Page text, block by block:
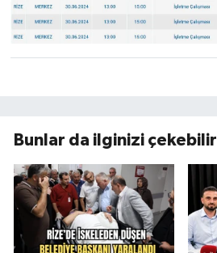
Bunlar da ilginizi çekebilir